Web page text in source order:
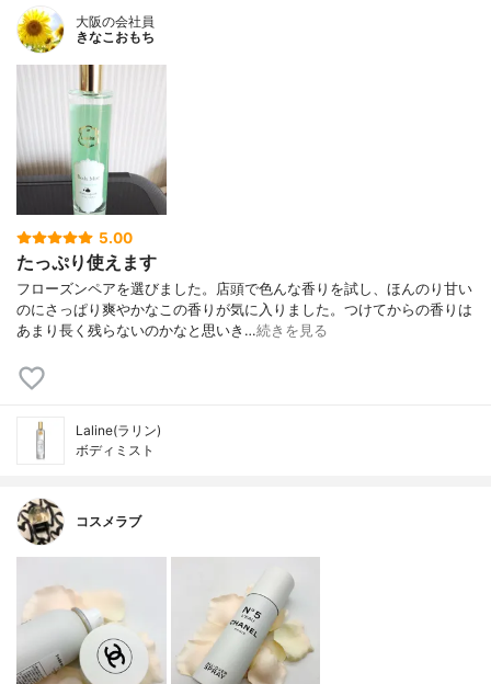
大阪の会社員
きなこおもち
5.00
たっぷり使えます
フローズンペアを選びました。店頭で色んな香りを試し、ほんのり甘い
のにさっぱり爽やかなこの香りが気に入りました。つけてからの香りは
あまり長く残らないのかなと思いき…続きを見る
Laline(ラリン)
ボディミスト
コスメラブ